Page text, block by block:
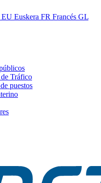
EU Euskera FR Francés GL
Tráfico
puestos